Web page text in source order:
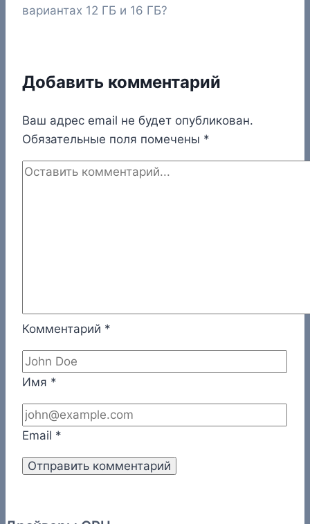
вариантах 12 ГБ и 16 ГБ?
Добавить комментарий
Ваш адрес email не будет опубликован.
Обязательные поля помечены *
Комментарий *
Имя *
Email *